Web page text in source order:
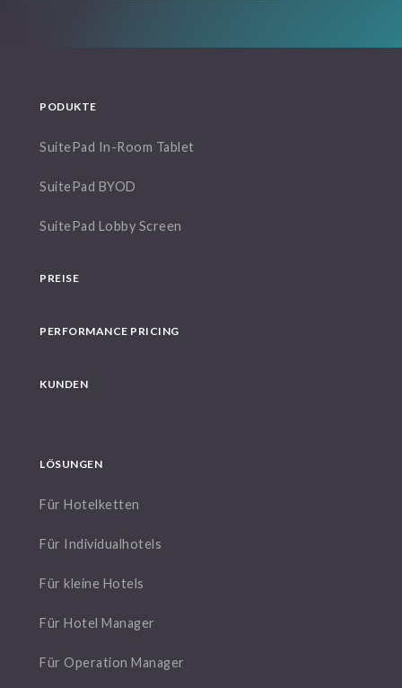
PODUKTE
SuitePad In-Room Tablet
SuitePad BYOD
SuitePad Lobby Screen
PREISE
PERFORMANCE PRICING
KUNDEN
LÖSUNGEN
Für Hotelketten
Für Individualhotels
Für kleine Hotels
Für Hotel Manager
Für Operation Manager